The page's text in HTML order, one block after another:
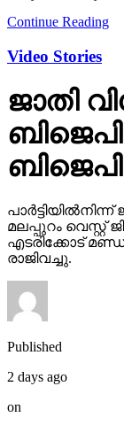
Continue Reading
Video Stories
ജാതി
പാര്‍ട്ടിയില്‍നിന്ന്
മലപ്പുറം
എടരിക്കോട്
രാജിവച്ചു.
Published
2 days ago
on